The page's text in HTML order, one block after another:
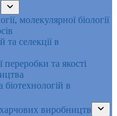
молекулярної біології
та селекції в
переробки та якості
біотехнологій в
виробництв